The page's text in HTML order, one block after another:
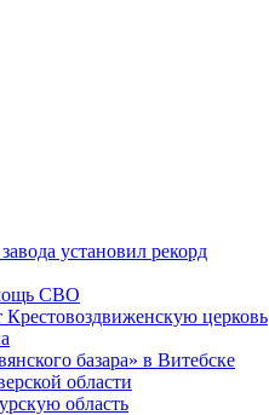
установил рекорд
СВО
церковь
базара» в Витебске
области
область